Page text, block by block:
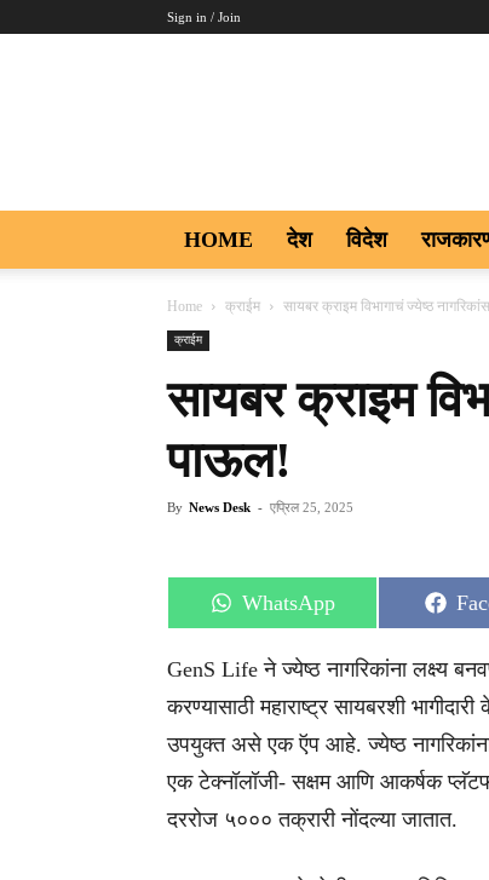
Sign in / Join
HOME देश विदेश
Home क्राईम सायबर क्राइम विभागाचं ज्येष्ठ
क्राईम
सायबर क्राइम
पाऊल!
By News Desk - एप्रिल 25, 2025
Share
on
WhatsApp
on
GenS Life ने ज्येष्ठ नागरिकांना लक्ष्य
करण्यासाठी महाराष्ट्र सायबरशी
उपयुक्त असे एक ऍप आहे. ज्येष्ठ नागरिकांना
एक टेक्नॉलॉजी- सक्षम आणि आकर्षक
दररोज ५००० तक्रारी नोंदल्या जातात.